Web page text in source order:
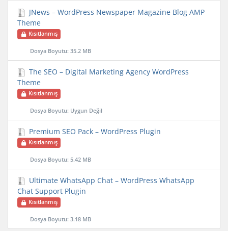
JNews – WordPress Newspaper Magazine Blog AMP
Theme
Kısıtlanmış
Dosya Boyutu: 35.2 MB
The SEO – Digital Marketing Agency WordPress
Theme
Kısıtlanmış
Dosya Boyutu: Uygun Değil
Premium SEO Pack – WordPress Plugin
Kısıtlanmış
Dosya Boyutu: 5.42 MB
Ultimate WhatsApp Chat – WordPress WhatsApp
Chat Support Plugin
Kısıtlanmış
Dosya Boyutu: 3.18 MB